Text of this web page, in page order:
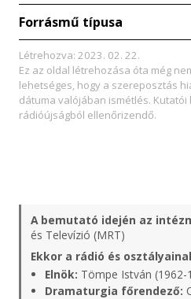
Forrásmű típusa
Létrehozva: 2023. 02. 22.
Ez az oldal létrehozása óta még
lehetséges, hogy a szereposztás
dátuma valójában ismétlés.
rádióújságból ellenőrizendő.
A bemutató idején az
és Televízió (MRT)
Ekkor a rádió és
Elnök: Tömpe István (1962-
Dramaturgia főrendező: